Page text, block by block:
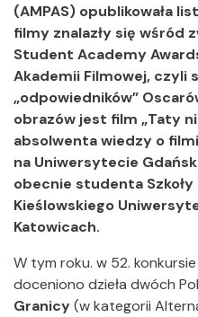
(AMPAS) opublikowała
filmy znalazły się wśród
Student Academy
Akademii Filmowej, czyli
„odpowiedników”
obrazów jest film „Taty
absolwenta wiedzy o
na Uniwersytecie
obecnie studenta
Kieślowskiego
Katowicach.
W tym roku. w 52.
doceniono dzieła dwóch
Granicy(w kategorii